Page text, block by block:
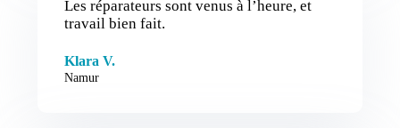
Les réparateurs sont venus à l’heure, et
travail bien fait.
Klara V.
Namur